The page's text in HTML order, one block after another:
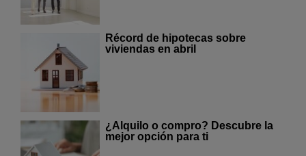
Récord de hipotecas sobre
viviendas en abril
¿Alquilo o compro? Descubre la
mejor opción para ti